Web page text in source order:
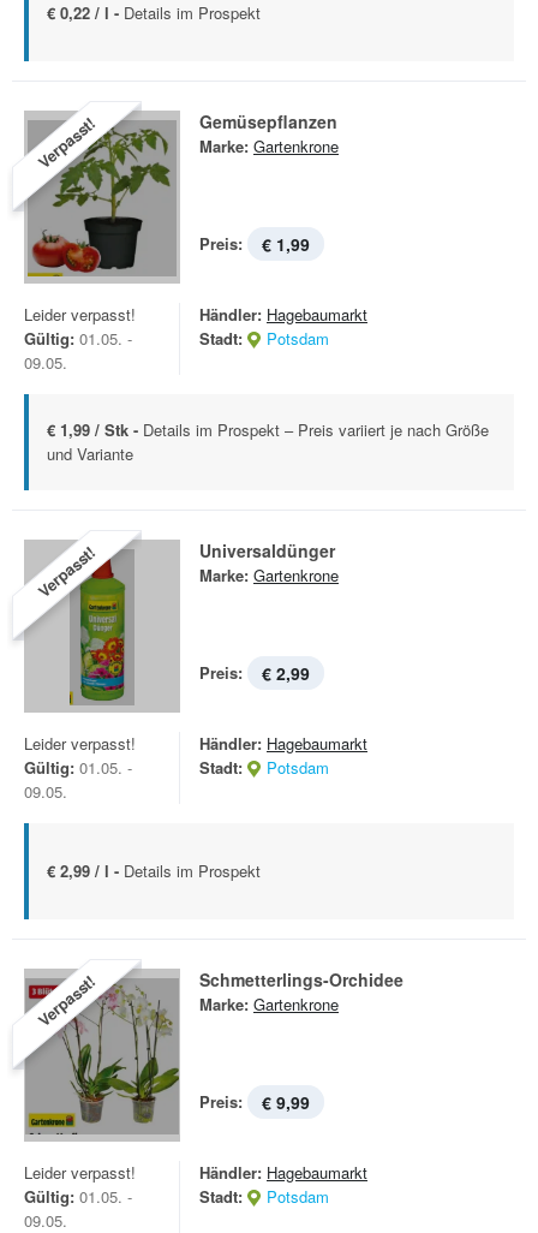
€ 0,22 / l - Details im Prospekt
Verpasst! Gemüsepflanzen
Marke: Gartenkrone
Preis: € 1,99
Leider verpasst!
Gültig: 01.05. -
09.05.
Händler: Hagebaumarkt
Stadt:
Potsdam
€ 1,99 / Stk - Details im Prospekt – Preis variiert je nach Größe
und Variante
Verpasst! Universaldünger
Marke: Gartenkrone
Preis: € 2,99
Leider verpasst!
Gültig: 01.05. -
09.05.
Händler: Hagebaumarkt
Stadt:
Potsdam
€ 2,99 / l - Details im Prospekt
Verpasst! Schmetterlings-Orchidee
Marke: Gartenkrone
Preis: € 9,99
Leider verpasst!
Gültig: 01.05. -
09.05.
Händler: Hagebaumarkt
Stadt:
Potsdam